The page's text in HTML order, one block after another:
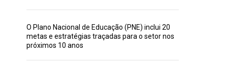
O Plano Nacional de Educação (PNE) inclui 20
metas e estratégias traçadas para o setor nos
próximos 10 anos